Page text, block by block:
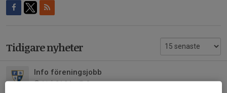
Tidigare nyheter
Info föreningsjobb
1 jul, 21:34 0